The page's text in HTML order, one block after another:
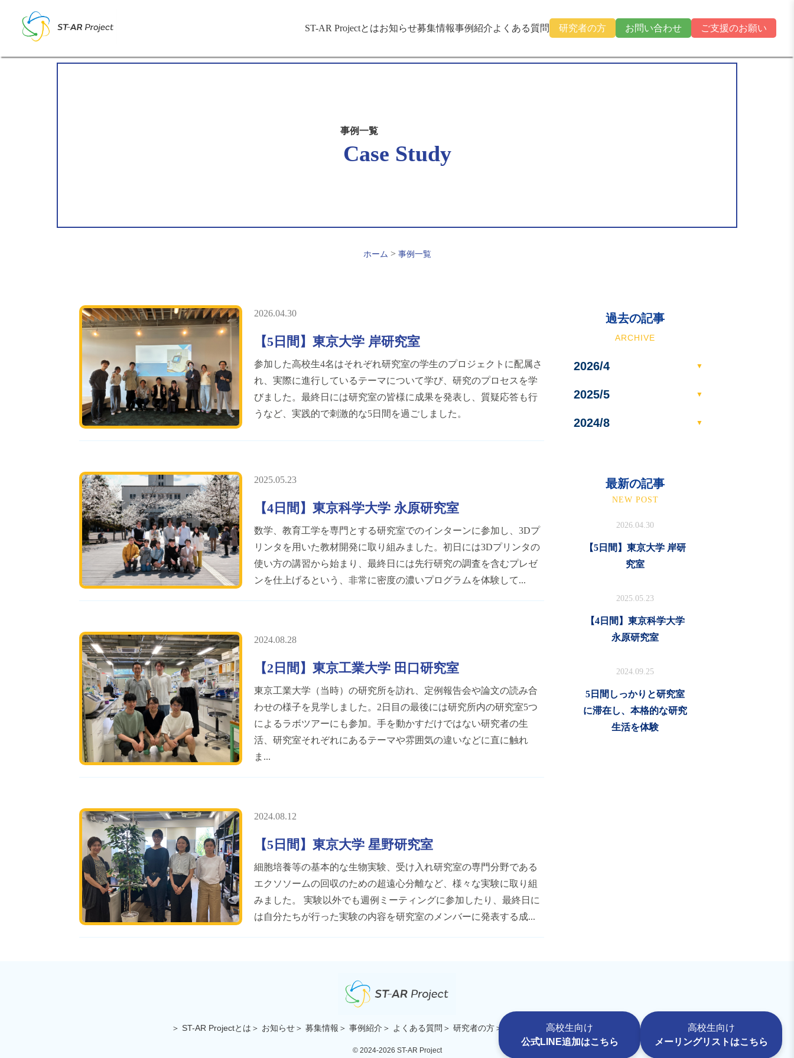
ST-AR Projectとはお知らせ募集情報事例紹介よくある質問 研究者の方 お問い合わせ ご支援のお願い
事例一覧
Case Study
ホーム > 事例一覧
2026.04.30
【5日間】東京大学 岸研究室
参加した高校生4名はそれぞれ研究室の学生のプロジェクトに配属さ
れ、実際に進行しているテーマについて学び、研究のプロセスを学
びました。最終日には研究室の皆様に成果を発表し、質疑応答も行
うなど、実践的で刺激的な5日間を過ごしました。
2025.05.23
【4日間】東京科学大学 永原研究室
数学、教育工学を専門とする研究室でのインターンに参加し、3Dプ
リンタを用いた教材開発に取り組みました。初日には3Dプリンタの
使い方の講習から始まり、最終日には先行研究の調査を含むプレゼ
ンを仕上げるという、非常に密度の濃いプログラムを体験して...
2024.08.28
【2日間】東京工業大学 田口研究室
東京工業大学（当時）の研究所を訪れ、定例報告会や論文の読み合
わせの様子を見学しました。2日目の最後には研究所内の研究室5つ
によるラボツアーにも参加。手を動かすだけではない研究者の生
活、研究室それぞれにあるテーマや雰囲気の違いなどに直に触れ
ま...
2024.08.12
【5日間】東京大学 星野研究室
細胞培養等の基本的な生物実験、受け入れ研究室の専門分野である
エクソソームの回収のための超遠心分離など、様々な実験に取り組
みました。 実験以外でも週例ミーティングに参加したり、最終日に
は自分たちが行った実験の内容を研究室のメンバーに発表する成...
過去の記事
ARCHIVE
2026/4
2025/5
2024/8
最新の記事
NEW POST
2026.04.30
【5日間】東京大学 岸研
究室
2025.05.23
【4日間】東京科学大学
永原研究室
2024.09.25
5日間しっかりと研究室
に滞在し、本格的な研究
生活を体験
＞ ST-AR Projectとは ＞ お知らせ＞ 募集情報 ＞ 事例紹介 ＞ よくある質問 ＞ 研究者の方＞ お問い合わせ＞ ご支援のお願い
© 2024-2026 ST-AR Project
高校生向け
公式LINE追加はこちら
高校生向け
メーリングリストはこちら